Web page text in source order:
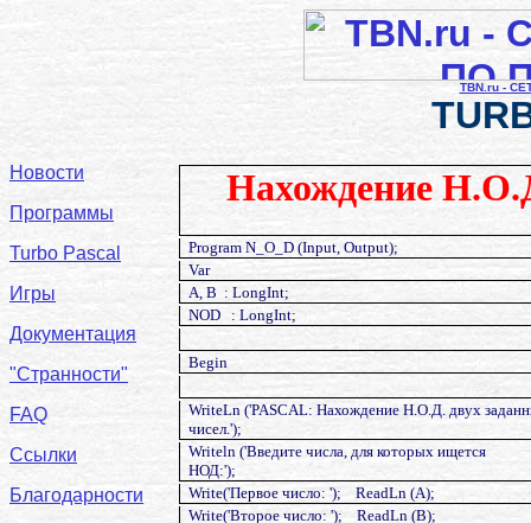
TBN.ru -
Новости
Программы
Turbo Pascal
Игры
Документация
"Странности"
FAQ
Ссылки
Благодарности
Нахождение
Program N_O_D (Input, Output);
Var
A, B : LongInt;
NOD
: LongInt;
Begin
WriteLn ('PASCAL: Нахождение Н.О.Д. двух
чисел.');
Writeln ('Введите числа, для которых ищется
НОД:');
Write('Первое число: ');
ReadLn (A);
Write('Второе число: ');
ReadLn (B);